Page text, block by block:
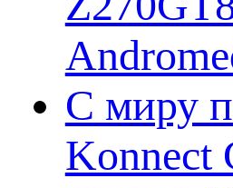
С миру
Konnect